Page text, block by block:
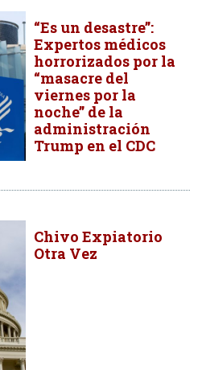
“Es un desastre”:
Expertos médicos
horrorizados por la
“masacre del
viernes por la
noche” de la
administración
Trump en el CDC
Chivo Expiatorio
Otra Vez